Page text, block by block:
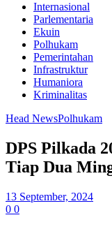
Internasional
Parlementaria
Ekuin
Polhukam
Pemerintahan
Infrastruktur
Humaniora
Kriminalitas
Head NewsPolhukam
DPS Pilkada
Tiap Dua
13 September, 2024
0 0